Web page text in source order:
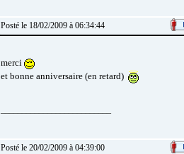
Posté le 18/02/2009 à 06:34:44
merci
et bonne anniversaire (en retard)
Posté le 20/02/2009 à 04:39:00